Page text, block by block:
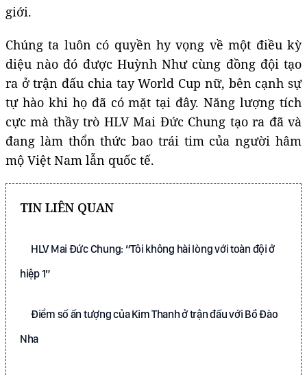
giới.
Chúng ta luôn có quyền hy vọng về một điều kỳ
diệu nào đó được Huỳnh Như cùng đồng đội tạo
ra ở trận đấu chia tay World Cup nữ, bên cạnh sự
tự hào khi họ đã có mặt tại đây. Năng lượng tích
cực mà thầy trò HLV Mai Đức Chung tạo ra đã và
đang làm thổn thức bao trái tim của người hâm
mộ Việt Nam lẫn quốc tế.
TIN LIÊN QUAN
HLV Mai Đức Chung: “Tôi không hài lòng với toàn đội ở
hiệp 1”
Điểm số ấn tượng của Kim Thanh ở trận đấu với Bồ Đào
Nha